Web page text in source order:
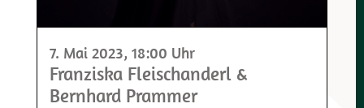
7. Mai 2023, 18:00 Uhr
Franziska Fleischanderl &
Bernhard Prammer